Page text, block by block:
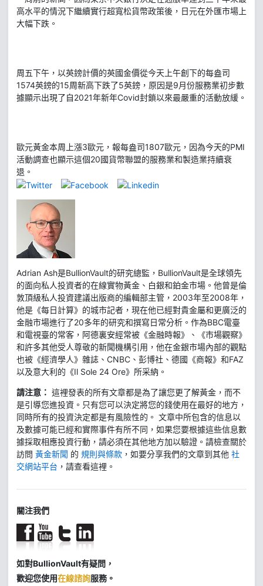
高水平的情況下繼續實行超寬松貨幣政策後，日元在外匯市場上
大幅下跌。
周五下午，以英鎊計價的英國金價從今天上午創下的每盎司
1574英鎊的15周新高下跌了5英鎊，原因是9月份服務業初步數
據顯示出現了自2021年新年Covid封鎖以來最嚴重的活動放緩。
歐元黃金本周上漲3歐元，報每盎司1807歐元，因為今天的PMI
活動調查也顯示這個20國貨幣聯盟的服務業和製造業持續衰
退。
Adrian Ash是BullionVault的研究總監，BullionVault是全球領先
的面向私人投資者的在線實物黃金、白銀和鉑金市場。他曾是倫
敦頂級私人投資建議出版商的編輯部主管，2003年至2008年，
他是《每日計算》的城市記者，現在他已經對貴金屬和更廣泛的
金融市場進行了20多年的研究和撰寫日常分析。作為BBC電臺
和電視臺的常客，阿德裏安經常被《金融時報》、《市場觀察》
和許多其他受人尊敬的新聞機構引用，他在金銀市場內部的觀點
也被《經濟學人》雜誌、CNBC、彭博社、德國《商報》和FAZ
以及意大利的《Il Sole 24 Ore》所采納。
請注意： 這裡發表的所有文章都是為了讓您更了解黃金，而不
是引導您進投資。只有您可以決定將您的錢使用在最好的地方，
同時所有的投資決定都是有風險性的。 文章中所包含的信息以
及數據可能已經和實際事件有所不同，如果您要根據這些信息數
據採取相應投資行動，請必須在其他地方加以驗證。請檢查關於
訪問 黃金新聞 的 規則與條款 ，如要分享我們的文章到其他 社
交網站平台 ，請查看這裡。
關注我們
如對BullionVault有疑問，
歡迎您使用在線諮詢服務。